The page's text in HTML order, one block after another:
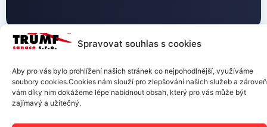
Spravovat souhlas s cookies
Aby pro vás bylo prohlížení našich stránek co nejpohodlnější, využíváme
soubory cookies.Cookies nám slouží pro zlepšování našich služeb a zároveň
vám díky nim dokážeme lépe nabídnout obsah, který pro vás může být
zajímavý a užitečný.